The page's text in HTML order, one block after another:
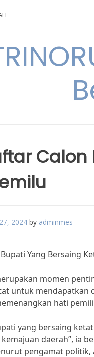
Calon
2024 by adminmes
Yang Bersaing
momen
untuk mendapatkan
hati
yang bersaing
daerah”, ia
pengamat